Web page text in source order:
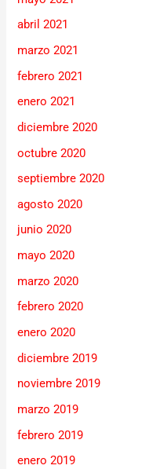
abril 2021
marzo 2021
febrero 2021
enero 2021
diciembre 2020
octubre 2020
septiembre 2020
agosto 2020
junio 2020
mayo 2020
marzo 2020
febrero 2020
enero 2020
diciembre 2019
noviembre 2019
marzo 2019
febrero 2019
enero 2019